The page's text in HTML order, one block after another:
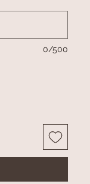
0/500